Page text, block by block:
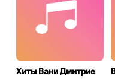
Хиты Вани Дмитриенко